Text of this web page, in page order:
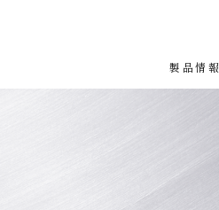
製品情報
三和タジマのあゆみ
よくある質問